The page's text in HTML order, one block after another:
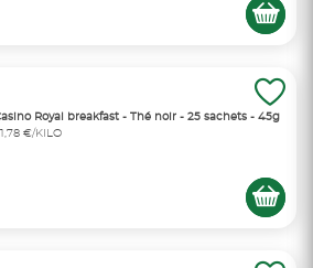
Royal breakfast - Thé noir - 25 sachets - 45g
€/KILO